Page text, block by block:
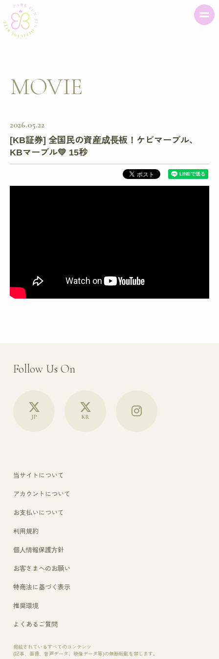
MOVIE
2026 05 22
[KB証券] 全国民の資産成長板！ケビマーブル、
KBマーブル💛 15秒
Follow Us On
JP KR
当サイトについて
アカウントについて
お支払いについて
利用規約
個人情報保護方針
お客さまへのお願い
特商法に基づく表示
推奨環境
よくあるご質問
掲載されているすべてのコンテンツ
(記事、画像、音声データ、映像データ等)の無断転載を禁じます。